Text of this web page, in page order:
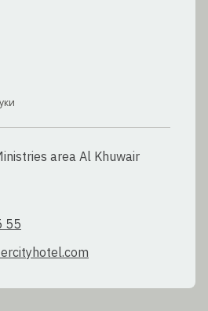
area Al Khuwair
55